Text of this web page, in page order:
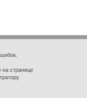
на странице